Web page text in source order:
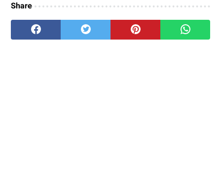
Share